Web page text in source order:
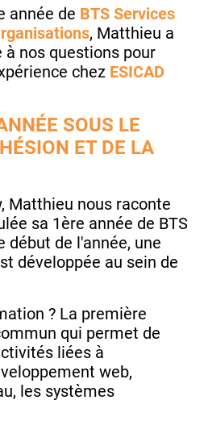
année de BTS Services
, Matthieu a
à nos questions pour
chez ESICAD
SOUS LE
ET DE LA
Matthieu nous raconte
sa 1ère année de BTS
début de l'année, une
développée au sein de
? La première
qui permet de
liées à
web,
les systèmes